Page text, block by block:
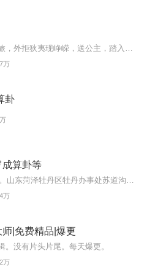
万
卦
成算卦等
万
|免费精品|爆更
。没有片头片尾。每天爆更。
万